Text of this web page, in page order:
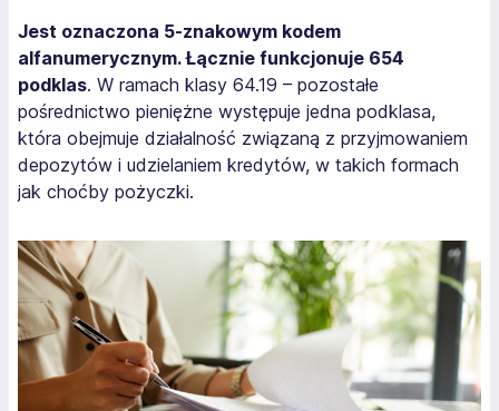
Jest oznaczona 5-znakowym kodem
alfanumerycznym. Łącznie funkcjonuje 654
podklas. W ramach klasy 64.19 – pozostałe
pośrednictwo pieniężne występuje jedna podklasa,
która obejmuje działalność związaną z przyjmowaniem
depozytów i udzielaniem kredytów, w takich formach
jak choćby pożyczki.